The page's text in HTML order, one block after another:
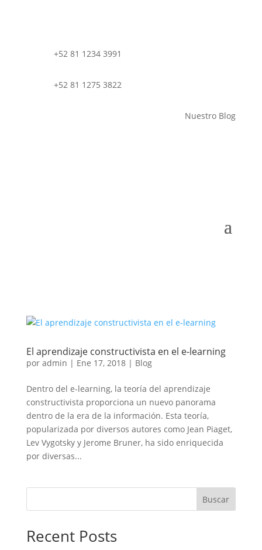
+52 81 1234 3991
+52 81 1275 3822
Nuestro Blog
El aprendizaje constructivista en el e-learning
por admin | Ene 17, 2018| Blog
Dentro del e-learning, la teoría del aprendizaje
constructivista proporciona un nuevo panorama
dentro de la era de la información. Esta teoría,
popularizada por diversos autores como Jean Piaget,
Lev Vygotsky y Jerome Bruner, ha sido enriquecida
por diversas...
Buscar
Recent Posts